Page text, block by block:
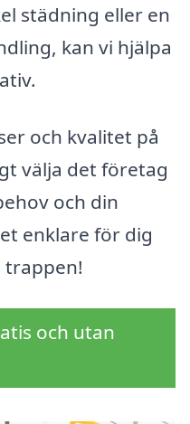
städning eller en
kan vi hjälpa
och kvalitet på
välja det företag
och din
enklare för dig
trappen!
och utan